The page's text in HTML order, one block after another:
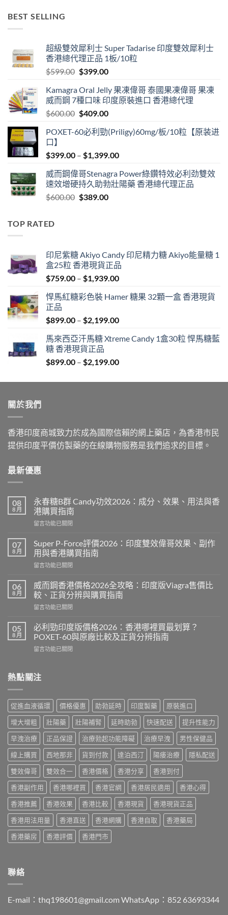
BEST SELLING
超級雙效犀利士 Super Tadarise 印度雙效犀利士
香港總代理正品 1板/10粒
$599.00 Original
was:
$599.00.
$399.00Current
is:
$399.00.
Kamagra Oral Jelly 果凍偉哥 泰國果凍偉哥 果凍
威而鋼 7種口味 印度原裝進口 香港總代理
$600.00 Original
was:
$409.00Current
is:
POXET-60必利勁(Priligy)60mg/板/10粒【原装进
口】
$399.00 – $1,399.00Price
$399.00
through
威而鋼偉哥Stenagra Power綠鑽特效必利劲雙效
速效增硬持久助勃壯陽藥 香港總代理正品
$600.00 Original
$389.00Current
TOP RATED
印尼紫糖 Akiyo Candy 印尼精力糖 Akiyo能量糖 1
盒25粒 香港現貨正品
$759.00 – $1,939.00Price
$759.00
$1,939.00
悍馬紅糖彩色裝 Hamer 糖果 32顆一盒 香港現貨
正品
$899.00 – $2,199.00Price
$899.00
$2,199.00
馬來西亞汗馬糖 Xtreme Candy 1盒30粒 悍馬糖藍
糖 香港現貨正品
$899.00 – $2,199.00Price
$899.00
關於我們
香港印度商城致力於成為國際信賴的網上藥店，為香港市民
提供印度平價仿製藥的在線購物服務是我們追求的目標。
最新優惠
08
8 月
永春糖B群 Candy功效2026：成分、效果、用法與香
港購買指南
在
春
糖
B
群
功
效
2026：
成
效
果、
法
港
指
南〉
中
留言功能已關閉
07
8 月
Super P-Force評價2026：印度雙效偉哥效果、副作
用與香港購買指南
在
P-
Force
評
價
印
度
效
效
作
用
與
香
港
購
買
指
南〉
中
留言功能已關閉
06
8 月
威而鋼香港價格2026全攻略：印度版Viagra售價比
較、正貨分辨與購買指南
在
而
鋼
香
港
2026
略：
印
度
版
Viagra
售
價
比
較、
正
貨
分
辨
與
購
買
指
留言功能已關閉
05
8 月
必利勁印度版價格2026：香港哪裡買最划算？
POXET-60與原廠比較及正貨分辨指南
在
勁
印
版
價
格
2026：
香
港
哪
裡
買
最
划
算？
POXET-
60
與
原
廠
辨
留言功能已關閉
熱點關注
促進血液循環 價格優惠 助勃延時 印度製藥
原裝進口
增大增粗
壯陽藥 壯陽補腎 延時助勃 快速配送
提升性能力
早洩治療
正品保證 治療勃起功能障礙 治療早洩
男性保健品
線上購買
西地那非 貨到付款 達泊西汀 陽痿治療
隱私配送
雙效偉哥
雙效合一 香港價格 香港分享
香港到付
香港副作用
香港哪裡買 香港官網 香港居民適用
香港心得
香港推薦
香港效果 香港比較 香港現貨
香港現貨正品
香港用法用量
香港直送 香港網購 香港自取
香港藥局
香港藥房
香港評價 香港門市
聯絡
E-mail： thq198601@gmail.com WhatsApp：852 63693344